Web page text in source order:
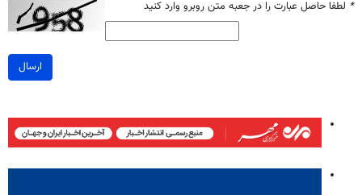
* لطفا حاصل عبارت را در جعبه متن روبرو وارد کنید
ارسال